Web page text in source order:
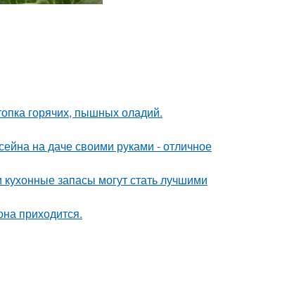
горячих, пышных оладий.
на даче своими руками - отличное
запасы могут стать лучшими
приходится.